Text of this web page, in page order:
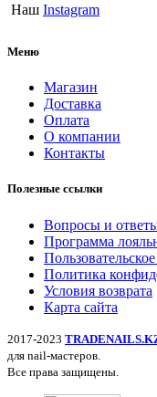
Наш Instagram
Меню
Магазин
Доставка
Оплата
О компании
Контакты
Полезные ссылки
Вопросы и
Программа
Политика
Условия возврата
Карта сайта
2017-2023
для nail-мастеров.
Все права защищены.